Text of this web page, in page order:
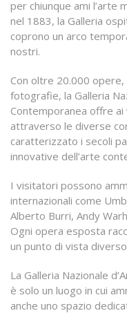
per chiunque ami l’arte
nel 1883, la Galleria
coprono un arco
nostri.
Con oltre 20.000
fotografie, la Galleria
Contemporanea offre
attraverso le diverse
caratterizzato i secoli
innovative dell’arte
I visitatori possono
internazionali come
Alberto Burri, Andy
Ogni opera esposta
un punto di vista
La Galleria Nazionale
è solo un luogo in cui
anche uno spazio